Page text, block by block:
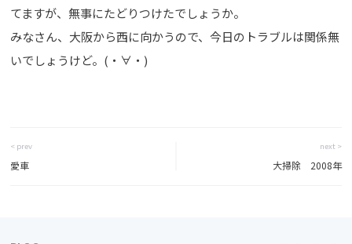
てますが、無事にたどりつけたでしょうか。
みなさん、大阪から西に向かうので、今日のトラブルは関係無
いでしょうけど。(・∀・)
< prev
愛車
next >
大掃除 2008年